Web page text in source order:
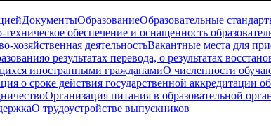
ДокументыОбразованиеОбразовательные
обеспечение и оснащенность
хозяйственная деятельностьВакантные места для
о результатах перевода, о результатах
иностранными гражданамиО численности
о сроке действия государственной аккредитации
Организация питания в образовательной
О трудоустройстве выпускников